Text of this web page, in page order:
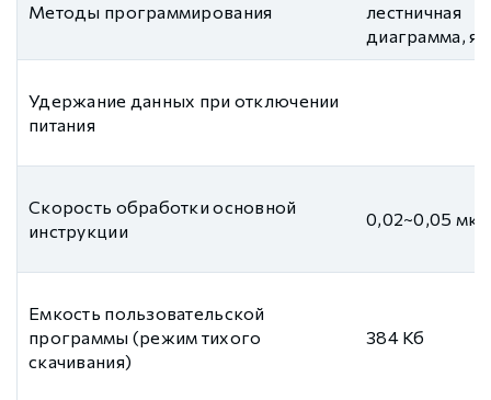
Методы программирования
лестничная
диаграмма,
Удержание данных при отключении
питания
Скорость обработки основной
инструкции
0,02~0,05 мкс
Емкость пользовательской
программы (режим тихого
скачивания)
384 Кб